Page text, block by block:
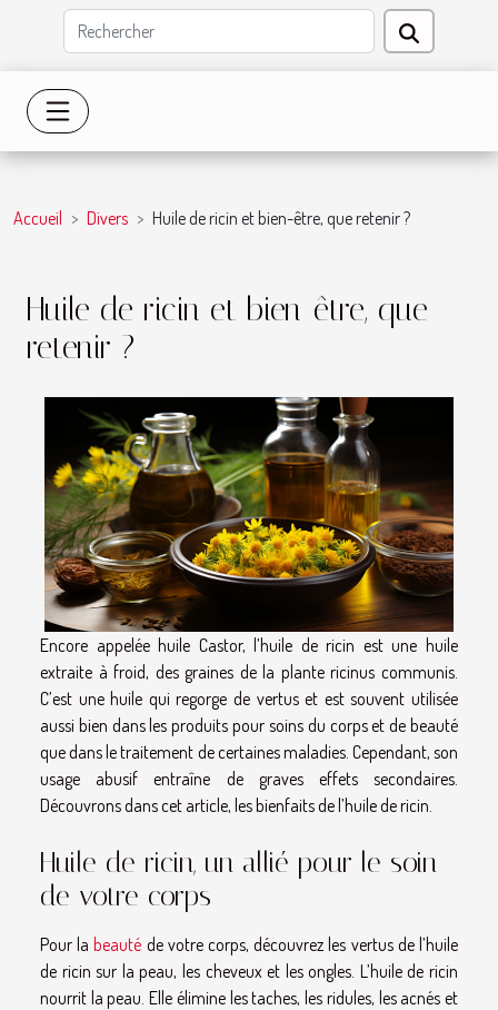
Accueil Divers Huile de ricin et bien-être, que retenir ?
Huile de ricin et bien-être, que
retenir ?
Encore appelée huile Castor, l’huile de ricin est une huile
extraite à froid, des graines de la plante ricinus communis.
C’est une huile qui regorge de vertus et est souvent utilisée
aussi bien dans les produits pour soins du corps et de beauté
que dans le traitement de certaines maladies. Cependant, son
usage abusif entraîne de graves effets secondaires.
Découvrons dans cet article, les bienfaits de l’huile de ricin.
Huile de ricin, un allié pour le soin
de votre corps
Pour labeauté de votre corps, découvrez les vertus de l’huile
de ricin sur la peau, les cheveux et les ongles. L’huile de ricin
nourrit la peau. Elle élimine les taches, les ridules, les acnés et